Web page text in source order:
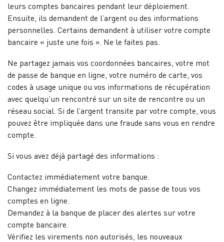
leurs comptes bancaires pendant leur déploiement.
Ensuite, ils demandent de l’argent ou des informations
personnelles. Certains demandent à utiliser votre compte
bancaire « juste une fois ». Ne le faites pas.
Ne partagez jamais vos coordonnées bancaires, votre mot
de passe de banque en ligne, votre numéro de carte, vos
codes à usage unique ou vos informations de récupération
avec quelqu’un rencontré sur un site de rencontre ou un
réseau social. Si de l’argent transite par votre compte, vous
pouvez être impliquée dans une fraude sans vous en rendre
compte.
Si vous avez déjà partagé des informations :
Contactez immédiatement votre banque.
Changez immédiatement les mots de passe de tous vos
comptes en ligne.
Demandez à la banque de placer des alertes sur votre
compte bancaire.
Vérifiez les virements non autorisés, les nouveaux